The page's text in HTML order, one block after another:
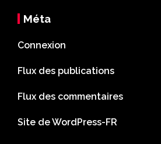
Méta
Connexion
Flux des publications
Flux des commentaires
Site de WordPress-FR